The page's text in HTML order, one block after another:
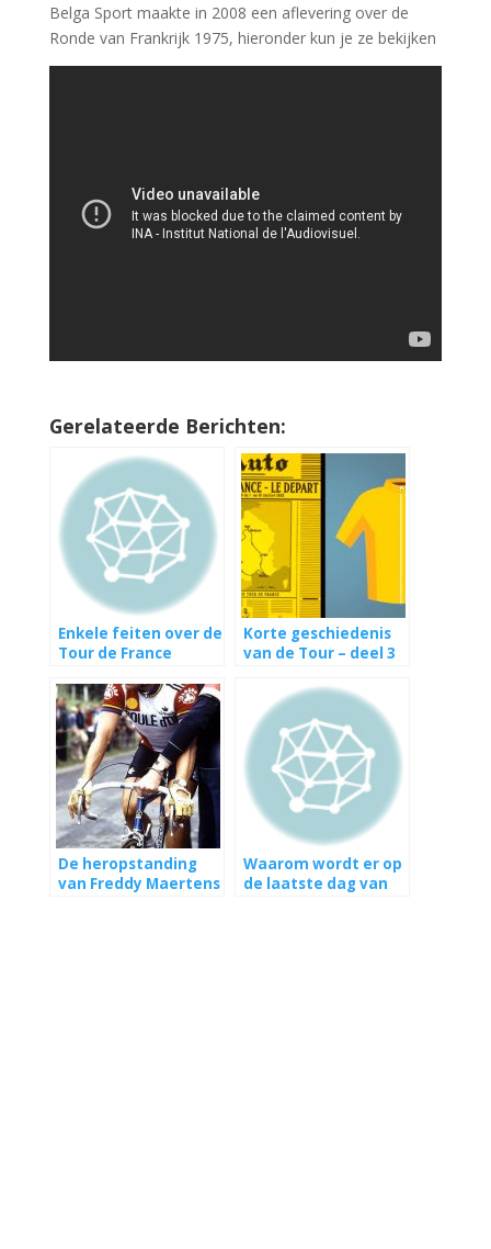
Belga Sport maakte in 2008 een aflevering over de
Ronde van Frankrijk 1975, hieronder kun je ze bekijken
Gerelateerde Berichten:
Enkele feiten over de
Tour de France
Korte geschiedenis
van de Tour – deel 3
De heropstanding
van Freddy Maertens
Waarom wordt er op
de laatste dag van